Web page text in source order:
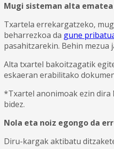
Mugi sisteman alta ematea
Txartela errekargatzeko,
beharrezkoa da gune
pasahitzarekin. Behin
Alta txartel bakoitzagatik
eskaeran erabilitako
*Txartel anonimoak ezin dira
bidez.
Nola eta noiz egongo da
Diru-kargak aktibatu